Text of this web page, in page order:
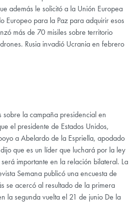
además le solicitó a la Unión Europea
Europeo para la Paz para adquirir esos
más de 70 misiles sobre territorio
Rusia invadió Ucrania en febrero
la campaña presidencial en
el presidente de Estados Unidos,
a Abelardo de la Espriella, apodado
dijo que es un líder que luchará por la ley
importante en la relación bilateral. La
Semana publicó una encuesta de
se acercó al resultado de la primera
la segunda vuelta el 21 de junio De la